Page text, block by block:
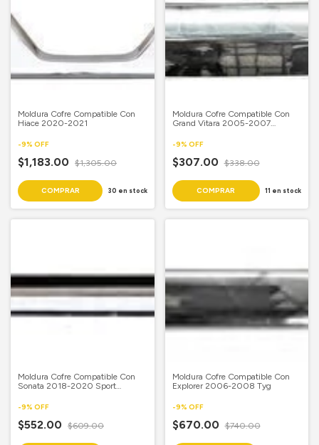
Moldura Cofre Compatible Con
Hiace 2020-2021
-9% OFF
$1,183.00 $1,305.00
30 en stock
Moldura Cofre Compatible Con
Grand Vitara 2005-2007
-9% OFF
$307.00 $338.00
11 en stock
Moldura Cofre Compatible Con
Sonata 2018-2020 Sport
-9% OFF
$552.00 $609.00
Moldura Cofre Compatible Con
Explorer 2006-2008 Tyg
-9% OFF
$670.00 $740.00